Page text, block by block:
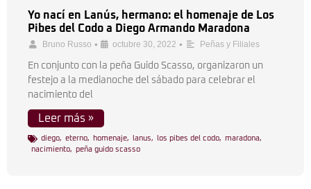
Yo nací en Lanús, hermano: el homenaje de Los
Pibes del Codo a Diego Armando Maradona
Bruno Russo • octubre 30, 2022 • Peñas y Filiales
En conjunto con la peña Guido Scasso, organizaron un
festejo a la medianoche del sábado para celebrar el
nacimiento del
Leer más »
diego, eterno, homenaje, lanus, los pibes del codo, maradona,
nacimiento, peña guido scasso